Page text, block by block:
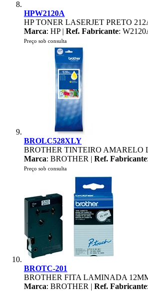
HPW2120A
HP TONER LASERJET PRETO
Marca: HP | Ref. Fabricante:
Preço sob consulta
BROLC528XLY
BROTHER TINTEIRO AMARELO
Marca: BROTHER | Ref. Fabricante
Preço sob consulta
BROTC-201
BROTHER FITA LAMINADA
Marca: BROTHER | Ref. Fabricante